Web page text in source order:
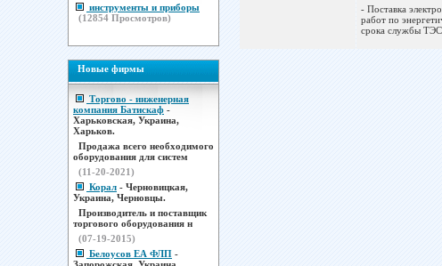
инструменты и приборы
(12854 Просмотров)
Новые фирмы
Торгово - инженерная
компания Батискаф -
Харьковская, Украина,
Харьков.
Продажа всего необходимого
оборудования для систем
(11-20-2021)
Корал - Черновицкая,
Украина, Черновцы.
Производитель и поставщик
торгового оборудования н
(07-19-2015)
Белоусов ЕА ФЛП -
- Поставка
работ по
срока службы